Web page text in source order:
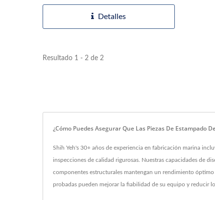
Detalles
Resultado 1 - 2 de 2
¿Cómo Puedes Asegurar Que Las Piezas De Estampado
Shih Yeh's 30+ años de experiencia en fabricación marina
inspecciones de calidad rigurosas. Nuestras capacidades de
componentes estructurales mantengan un rendimiento
probadas pueden mejorar la fiabilidad de su equipo y reducir